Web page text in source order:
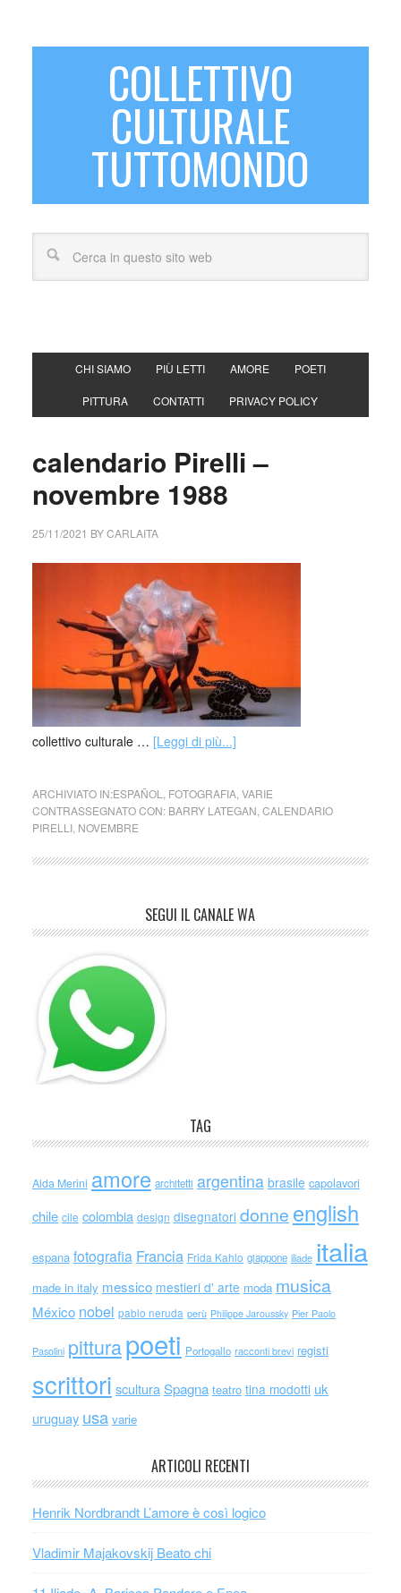
COLLETTIVO
CULTURALE
TUTTOMONDO
CHI SIAMO PIÙ LETTI AMORE POETI
PITTURA CONTATTI PRIVACY POLICY
calendario Pirelli –
novembre 1988
25/11/2021 BYCARLAITA
collettivo culturale … [Leggi di più...]
ARCHIVIATO IN:ESPAÑOL FOTOGRAFIA, VARIE
CONTRASSEGNATO CON: BARRY LATEGAN CALENDARIO
PIRELLI, NOVEMBRE
SEGUI IL CANALE WA
TAG
Alda Merini amore architetti argentina brasile capolavori
chile cile colombia design disegnatori donne english
espana fotografia Francia Frida Kahlo giappone iliade italia
made in italy messico mestieri d' arte moda musica
México nobel pablo neruda perù Philippe Jaroussky Pier Paolo
Pasolini pitturapoeti Portogallo racconti brevi registi
scrittori scultura Spagna teatro tina modotti uk
uruguay usa varie
ARTICOLI RECENTI
Henrik Nordbrandt L’amore è così logico
Vladimir Majakovskij Beato chi